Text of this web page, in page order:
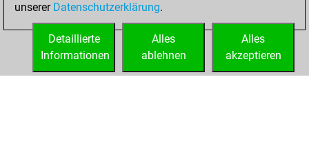
You created
your Fritz account
unserer Datenschutzerklärung.
Alles
akzeptieren
Alles
ablehnen
Detaillierte
Informationen